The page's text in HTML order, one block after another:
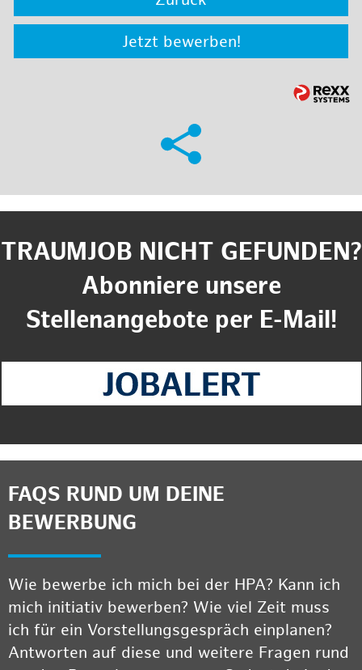
Jetzt bewerben!
TRAUMJOB NICHT GEFUNDEN?
Abonniere unsere
Stellenangebote per E-Mail!
FAQS RUND UM DEINE
BEWERBUNG
Wie bewerbe ich mich bei der HPA? Kann ich
mich initiativ bewerben? Wie viel Zeit muss
ich für ein Vorstellungsgespräch einplanen?
Antworten auf diese und weitere Fragen rund